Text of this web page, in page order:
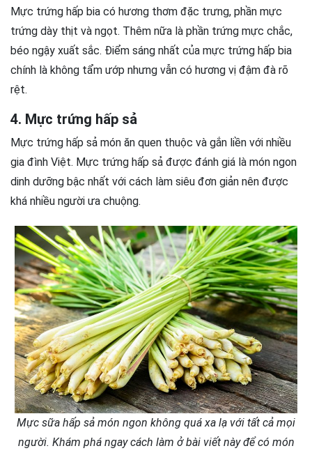
Mực trứng hấp bia có hương thơm đặc trưng, phần mực
trứng dày thịt và ngọt. Thêm nữa là phần trứng mực chắc,
béo ngậy xuất sắc. Điểm sáng nhất của mực trứng hấp bia
chính là không tẩm ướp nhưng vẫn có hương vị đậm đà rõ
rệt.
4. Mực trứng hấp sả
Mực trứng hấp sả món ăn quen thuộc và gắn liền với nhiều
gia đình Việt. Mực trứng hấp sả được đánh giá là món ngon
dinh dưỡng bậc nhất với cách làm siêu đơn giản nên được
khá nhiều người ưa chuộng.
Mực sữa hấp sả món ngon không quá xa lạ với tất cả mọi
người. Khám phá ngay cách làm ở bài viết này để có món